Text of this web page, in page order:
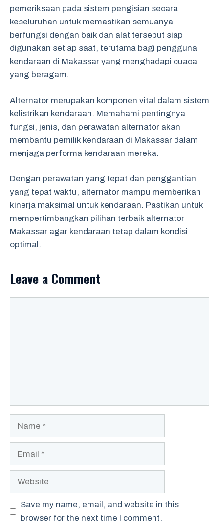
pemeriksaan pada sistem pengisian secara
keseluruhan untuk memastikan semuanya
berfungsi dengan baik dan alat tersebut siap
digunakan setiap saat, terutama bagi pengguna
kendaraan di Makassar yang menghadapi cuaca
yang beragam.
Alternator merupakan komponen vital dalam sistem
kelistrikan kendaraan. Memahami pentingnya
fungsi, jenis, dan perawatan alternator akan
membantu pemilik kendaraan di Makassar dalam
menjaga performa kendaraan mereka.
Dengan perawatan yang tepat dan penggantian
yang tepat waktu, alternator mampu memberikan
kinerja maksimal untuk kendaraan. Pastikan untuk
mempertimbangkan pilihan terbaik alternator
Makassar agar kendaraan tetap dalam kondisi
optimal.
Leave a Comment
Website
Save my name, email, and website in this
browser for the next time I comment.